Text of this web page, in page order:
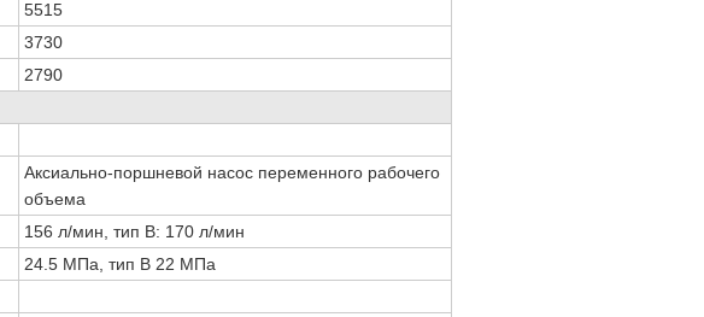
5515
3730
2790
Аксиально-поршневой насос переменного рабочего
объема
156 л/мин, тип B: 170 л/мин
24.5 МПа, тип B 22 МПа